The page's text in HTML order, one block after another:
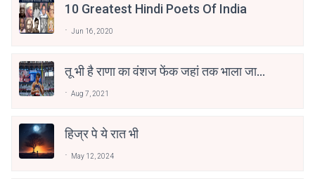
10 Greatest Hindi Poets Of India
Jun 16, 2020
तू भी है राणा का वंशज फेंक जहां तक भाला जाए:
Aug 7, 2021
हिज्र पे ये रात भी
May 12, 2024